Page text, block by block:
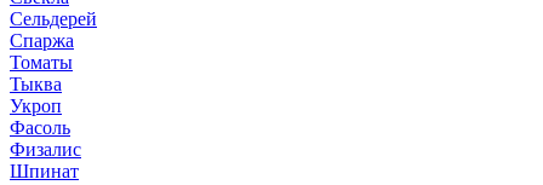
Сельдерей
Спаржа
Томаты
Тыква
Укроп
Фасоль
Физалис
Шпинат